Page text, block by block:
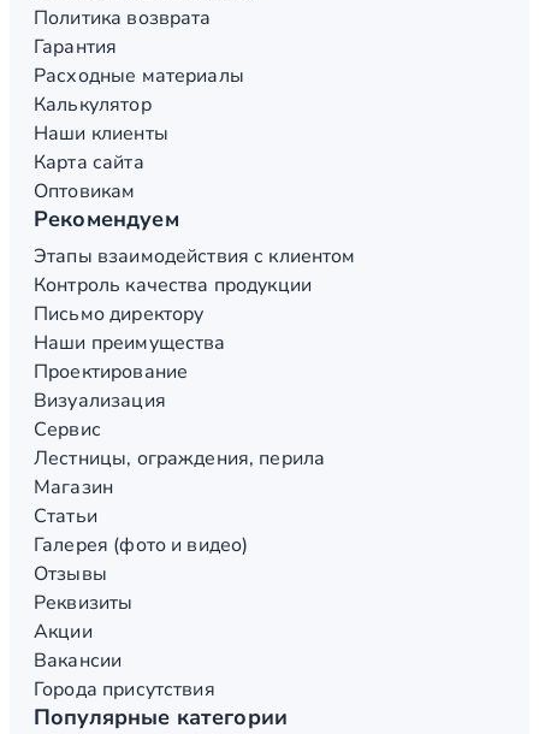
Политика возврата
Гарантия
Расходные материалы
Калькулятор
Наши клиенты
Карта сайта
Оптовикам
Рекомендуем
Этапы взаимодействия с клиентом
Контроль качества продукции
Письмо директору
Наши преимущества
Проектирование
Визуализация
Сервис
Лестницы, ограждения, перила
Магазин
Статьи
Галерея (фото и видео)
Отзывы
Реквизиты
Акции
Вакансии
Города присутствия
Популярные категории